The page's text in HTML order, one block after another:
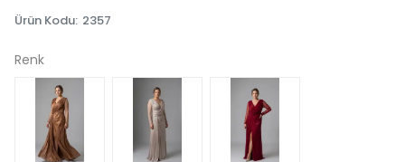
Ürün Kodu: 2357
Renk